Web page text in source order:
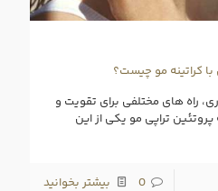
کراتینه مو چیست؟
راه‌ های مختلفی برای تقویت و
تراپی مو یکی از این
0 بیشتر بخوانید